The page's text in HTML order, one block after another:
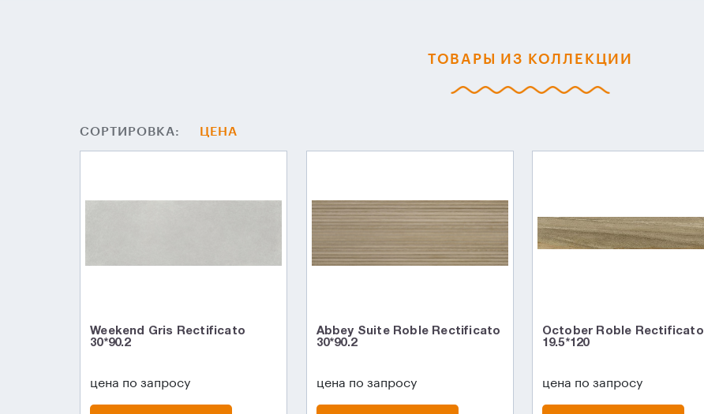
ТОВАРЫ ИЗ КОЛЛЕКЦИИ
СОРТИРОВКА: ЦЕНА
Weekend Gris Rectificato
30*90.2
цена по запросу
Abbey Suite Roble Rectificato
30*90.2
цена по запросу
October Roble Rectificato
19.5*120
цена по запросу